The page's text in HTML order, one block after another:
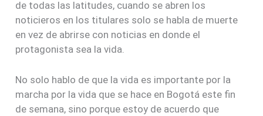
de todas las latitudes, cuando se abren los
noticieros en los titulares solo se habla de muerte
en vez de abrirse con noticias en donde el
protagonista sea la vida.
No solo hablo de que la vida es importante por la
marcha por la vida que se hace en Bogotá este fin
de semana, sino porque estoy de acuerdo que